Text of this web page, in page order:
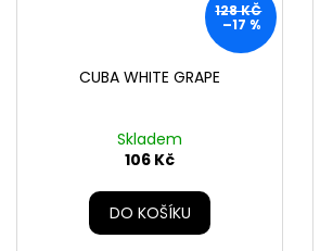
128 KČ
–17 %
CUBA WHITE GRAPE
Skladem
106 Kč
DO KOŠÍKU